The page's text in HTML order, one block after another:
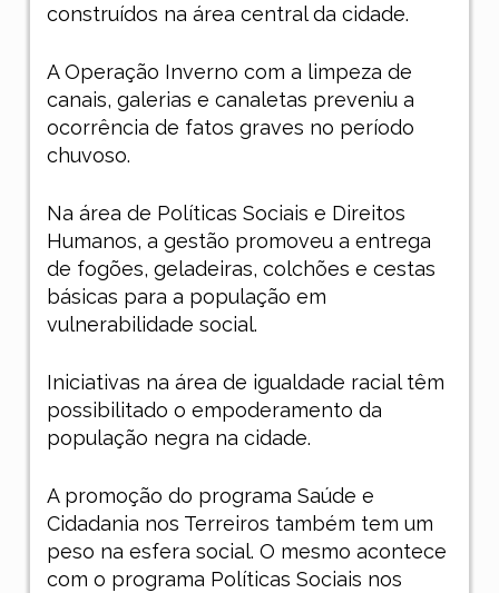
construídos na área central da cidade.
A Operação Inverno com a limpeza de
canais, galerias e canaletas preveniu a
ocorrência de fatos graves no período
chuvoso.
Na área de Políticas Sociais e Direitos
Humanos, a gestão promoveu a entrega
de fogões, geladeiras, colchões e cestas
básicas para a população em
vulnerabilidade social.
Iniciativas na área de igualdade racial têm
possibilitado o empoderamento da
população negra na cidade.
A promoção do programa Saúde e
Cidadania nos Terreiros também tem um
peso na esfera social. O mesmo acontece
com o programa Políticas Sociais nos